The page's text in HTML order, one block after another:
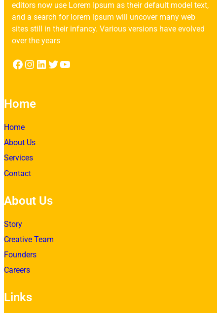
editors now use Lorem Ipsum as their default model text,
and a search for lorem ipsum will uncover many web
sites still in their infancy. Various versions have evolved
over the years
Facebook Instagram LinkedIn Twitter YouTube
Home
Home
About Us
Services
Contact
About Us
Story
Creative Team
Founders
Careers
Links